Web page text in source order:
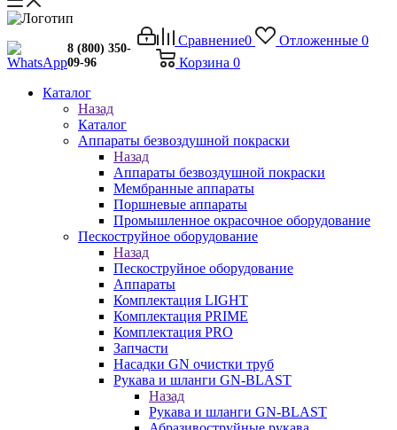
Сравнение0 Отложенные 0
Корзина 0
8 (800) 350-
09-96
Каталог
Назад
Каталог
Аппараты безвоздушной покраски
Назад
Аппараты безвоздушной покраски
Мембранные аппараты
Поршневые аппараты
Промышленное окрасочное оборудование
Пескоструйное оборудование
Назад
Пескоструйное оборудование
Аппараты
Комплектация LIGHT
Комплектация PRIME
Комплектация PRO
Запчасти
Насадки GN очистки труб
Рукава и шланги GN-BLAST
Назад
Рукава и шланги GN-BLAST